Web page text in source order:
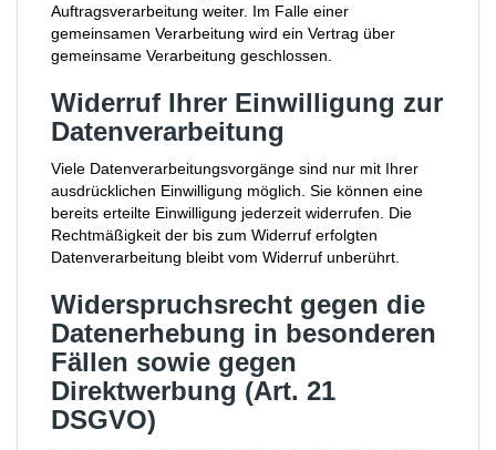
Auftragsverarbeitung weiter. Im Falle einer
gemeinsamen Verarbeitung wird ein Vertrag über
gemeinsame Verarbeitung geschlossen.
Widerruf Ihrer Einwilligung zur
Datenverarbeitung
Viele Datenverarbeitungsvorgänge sind nur mit Ihrer
ausdrücklichen Einwilligung möglich. Sie können eine
bereits erteilte Einwilligung jederzeit widerrufen. Die
Rechtmäßigkeit der bis zum Widerruf erfolgten
Datenverarbeitung bleibt vom Widerruf unberührt.
Widerspruchsrecht gegen die
Datenerhebung in besonderen
Fällen sowie gegen
Direktwerbung (Art. 21
DSGVO)